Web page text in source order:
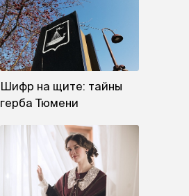
Шифр на щите: тайны
герба Тюмени